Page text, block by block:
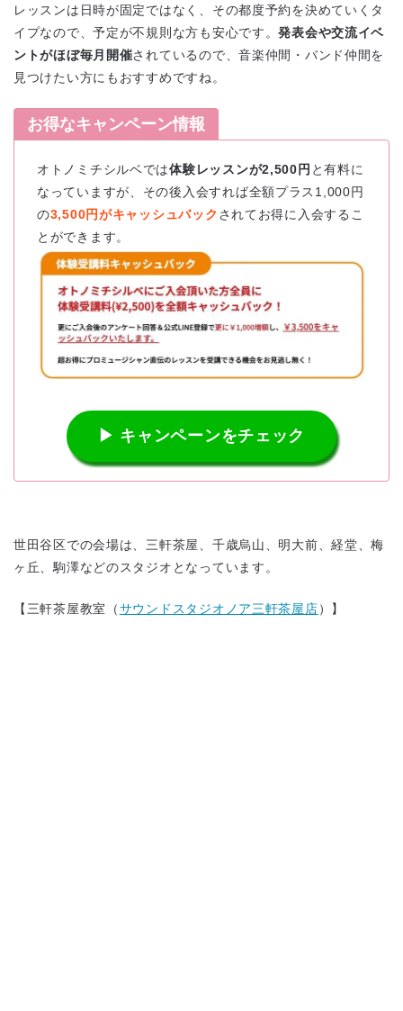
レッスンは日時が固定ではなく、その都度予約を決めていくタ
イプなので、予定が不規則な方も安心です。発表会や交流イベ
ントがほぼ毎月開催されているので、音楽仲間・バンド仲間を
見つけたい方にもおすすめですね。
お得なキャンペーン情報
オトノミチシルベでは体験レッスンが2,500円 と有料に
なっていますが、その後入会すれば全額プラス1,000円
の3,500円がキャッシュバック されてお得に入会するこ
とができます。
▶ キャンペーンをチェック
世田谷区での会場は、三軒茶屋、千歳烏山、明大前、経堂、梅
ヶ丘、駒澤などのスタジオとなっています。
【三軒茶屋教室（サウンドスタジオノア三軒茶屋店）】